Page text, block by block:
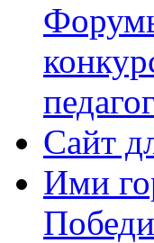
Сайт
Ими